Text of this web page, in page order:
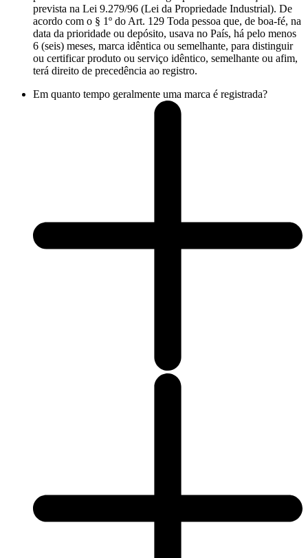
prevista na Lei 9.279/96 (Lei da Propriedade Industrial). De
acordo com o § 1º do Art. 129 Toda pessoa que, de boa-fé, na
data da prioridade ou depósito, usava no País, há pelo menos
6 (seis) meses, marca idêntica ou semelhante, para distinguir
ou certificar produto ou serviço idêntico, semelhante ou afim,
terá direito de precedência ao registro.
Em quanto tempo geralmente uma marca é registrada?